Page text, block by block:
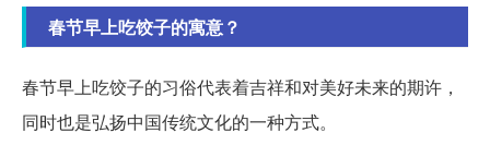
春节早上吃饺子的寓意？
春节早上吃饺子的习俗代表着吉祥和对美好未来的期许，
同时也是弘扬中国传统文化的一种方式。